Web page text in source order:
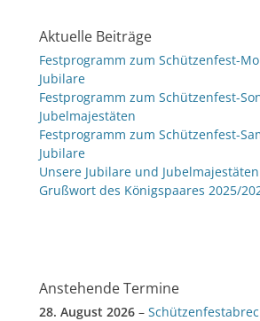
Aktuelle Beiträge
Festprogramm zum Schützenfest-
Jubilare
Festprogramm zum Schützenfest-
Jubelmajestäten
Festprogramm zum Schützenfest-
Jubilare
Unsere Jubilare und
Grußwort des Königspaares 2025/
Anstehende Termine
28. August 2026 –